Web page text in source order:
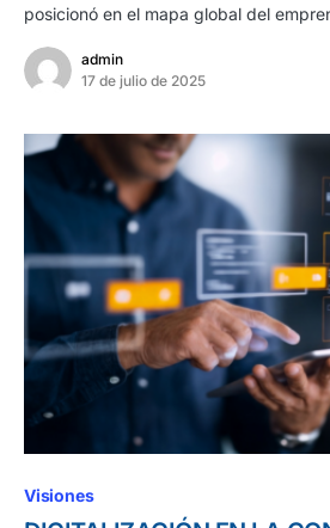
posicionó en el mapa global del
admin
17 de julio de 2025
Visiones